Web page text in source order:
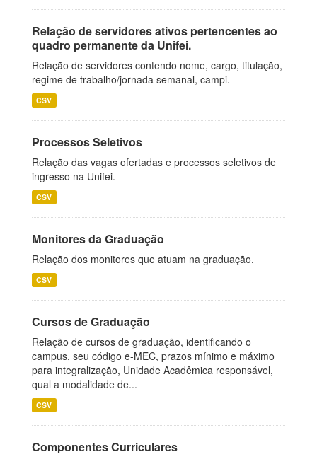
Relação de servidores ativos pertencentes ao
quadro permanente da Unifei.
Relação de servidores contendo nome, cargo, titulação,
regime de trabalho/jornada semanal, campi.
CSV
Processos Seletivos
Relação das vagas ofertadas e processos seletivos de
ingresso na Unifei.
CSV
Monitores da Graduação
Relação dos monitores que atuam na graduação.
CSV
Cursos de Graduação
Relação de cursos de graduação, identificando o
campus, seu código e-MEC, prazos mínimo e máximo
para integralização, Unidade Acadêmica responsável,
qual a modalidade de...
CSV
Componentes Curriculares